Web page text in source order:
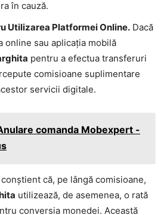
în cauză.
Utilizarea Platformei Online. Dacă
online sau aplicația mobilă
pentru a efectua transferuri
comisioane suplimentare
servicii digitale.
comanda Mobexpert -
că, pe lângă comisioane,
utilizează, de asemenea, o rată
conversia monedei. Această